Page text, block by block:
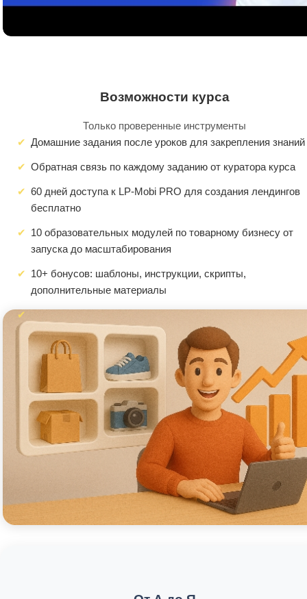
Возможности курса
Только проверенные инструменты
Домашние задания после уроков для закрепления знаний
Обратная связь по каждому заданию от куратора курса
60 дней доступа к LP-Mobi PRO для создания лендингов
бесплатно
10 образовательных модулей по товарному бизнесу от
запуска до масштабирования
10+ бонусов: шаблоны, инструкции, скрипты,
дополнительные материалы